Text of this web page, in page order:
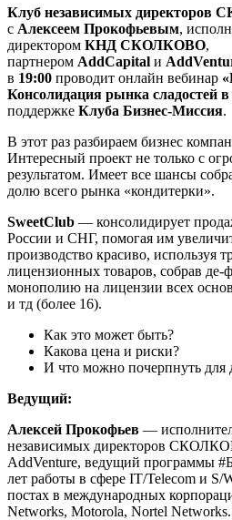
Клуб независимых
с Алексеем Прокофьевым,
директором КНД СКОЛКОВО,
партнером AddCapital и
в 19:00 проводит онлайн вебинар
Консолидация рынка сладостей в
поддержке Клуба Бизнес-Миссия.
В этот раз разбираем бизнес
Интересный проект не только с
результатом. Имеет все шансы
долю всего рынка «кондитерки».
SweetClub — консолидирует
России и СНГ, помогая им
производство красиво, используя
лицензионных товаров, собрав де-
монополию на лицензии всех
и тд (более 16).
Как это может быть?
Какова цена и риски?
И что можно почерпнуть для
Ведущий:
Алексей Прокофьев —
независимых директоров
AddVenture, ведущий программы
лет работы в сфере IT/Telecom и S/
постах в международных
Networks, Motorola, Nortel Networks.